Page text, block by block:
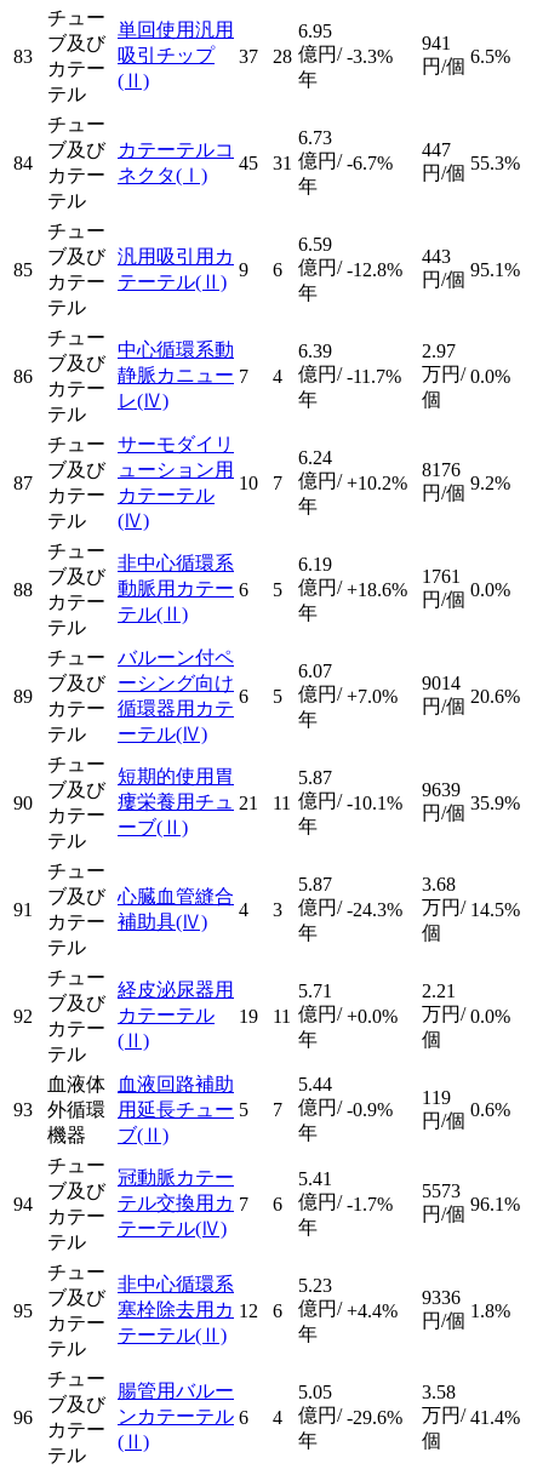
83
チュー
ブ及び
カテー
テル
単回使用汎用
吸引チップ
(Ⅱ)
37 28
6.95
億円/
年
-3.3%
941
円/個 6.5%
84
チュー
ブ及び
カテー
テル
カテーテルコ
ネクタ(Ⅰ)
45 31
6.73
億円/
年
-6.7%
447
円/個 55.3%
85
チュー
ブ及び
カテー
テル
汎用吸引用カ
テーテル(Ⅱ)
9 6
6.59
億円/
年
-12.8%
443
円/個 95.1%
86
チュー
ブ及び
カテー
テル
中心循環系動
静脈カニュー
レ(Ⅳ)
7 4
6.39
億円/
年
-11.7%
2.97
万円/
個
0.0%
87
チュー
ブ及び
カテー
テル
サーモダイリ
ューション用
カテーテル
(Ⅳ)
10 7
6.24
億円/
年
+10.2%
8176
円/個 9.2%
88
チュー
ブ及び
カテー
テル
非中心循環系
動脈用カテー
テル(Ⅱ)
6 5
6.19
億円/
年
+18.6%
1761
円/個 0.0%
89
チュー
ブ及び
カテー
テル
バルーン付ペ
ーシング向け
循環器用カテ
ーテル(Ⅳ)
6 5
6.07
億円/
年
+7.0%
9014
円/個 20.6%
90
チュー
ブ及び
カテー
テル
短期的使用胃
瘻栄養用チュ
ーブ(Ⅱ)
21 11
5.87
億円/
年
-10.1%
9639
円/個 35.9%
91
チュー
ブ及び
カテー
テル
心臓血管縫合
補助具(Ⅳ)
4 3
5.87
億円/
年
-24.3%
3.68
万円/
個
14.5%
92
チュー
ブ及び
カテー
テル
経皮泌尿器用
カテーテル
(Ⅱ)
19 11
5.71
億円/
年
+0.0%
2.21
万円/
個
0.0%
93
血液体
外循環
機器
血液回路補助
用延長チュー
ブ(Ⅱ)
5 7
5.44
億円/
年
-0.9%
119
円/個
0.6%
94
チュー
ブ及び
カテー
テル
冠動脈カテー
テル交換用カ
テーテル(Ⅳ)
7 6
5.41
億円/
年
-1.7%
5573
円/個 96.1%
95
チュー
ブ及び
カテー
テル
非中心循環系
塞栓除去用カ
テーテル(Ⅱ)
12 6
5.23
億円/
年
+4.4%
9336
円/個 1.8%
96
チュー
ブ及び
カテー
テル
腸管用バルー
ンカテーテル
(Ⅱ)
6 4
5.05
億円/
年
-29.6%
3.58
万円/
個
41.4%